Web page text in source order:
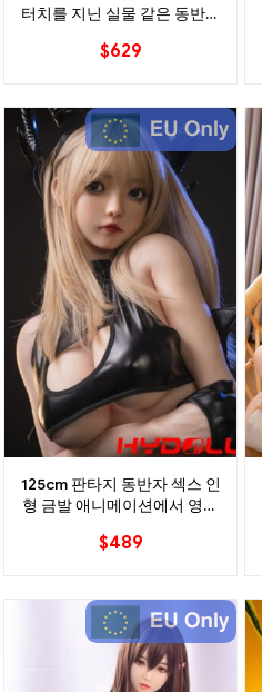
터치를 지닌 실물 같은 동반자
$629
125cm 판타지 동반자 섹스 인
형 금발 애니메이션에서 영감
$489